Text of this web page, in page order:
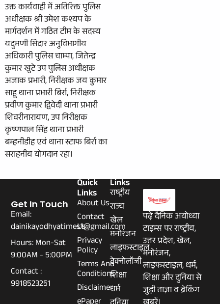
उक्त कार्यवाही में अतिरिक्त पुलिस
अधीक्षक श्री उमेश कश्यप के
मार्गदर्शन में गठित टीम के सदस्य
यदुमणी सिदार अनुविभागीय
अधिकारी पुलिस चाम्पा, जितेन्द्र
कुमार खुटे उप पुलिस अधीक्षक
अजाक प्रभारी, निरीक्षक जय कुमार
साहू थाना प्रभारी बिर्रा, निरीक्षक
प्रवीण कुमार द्विवेदी थाना प्रभारी
शिवरीनारायण, उप निरीक्षक
कृष्णपाल सिंह थाना प्रभारी
बम्हनीडीह एवं थाना स्टाफ बिर्रा का
सराहनीय योगदान रहा।
पढ़ें दैनिक अयोध्या
टाइम्स पर राष्ट्रीय,
उत्तर प्रदेश, खेल,
मनोरंजन,
लाइफस्टाइल, धर्म,
शिक्षा और दुनिया से
जुड़ी ताज़ा व ब्रेकिंग
Links
राष्ट्रीय
राज्य
खेल
मनोरंजन
लाइफस्टाइल
टेक्नोलॉजी
शिक्षा
धर्म
Quick
Links
About Us
Contact
Us
Privacy
Policy
Terms And
Conditions
Disclaimer
Get In Touch
Email:
dainikayodhyatimes1@gmail.com
Hours: Mon-Sat
9:00AM - 5:00PM
Contact :
9918523251